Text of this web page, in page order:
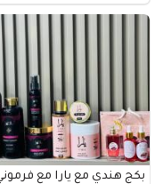
بكج هندي مع يارا مع